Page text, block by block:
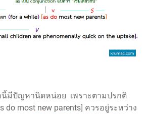
นี้มีปัญหานิดหน่อย เพราะตามปรกติ
do most new parents] ควรอยู่ระหว่าง